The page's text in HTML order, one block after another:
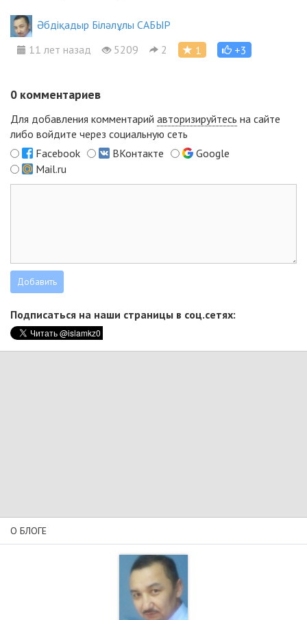
Әбдіқадыр Біләлұлы САБЫР
11 лет назад
5209 2 1 +3
0 комментариев
Для добавления комментарий авторизируйтесь на сайте
либо войдите через социальную сеть
Facebook
ВКонтакте
Google
Mail.ru
Подписаться на наши страницы в соц.сетях:
О БЛОГЕ